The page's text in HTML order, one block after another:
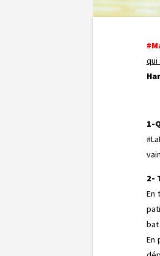
qui
1-
2-
En
bat
En